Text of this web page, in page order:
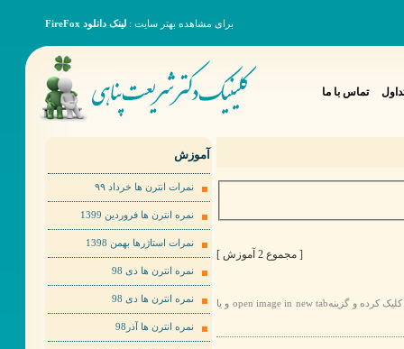
برای مشاهده بهتر سایت : لینک دانلود FireFox
تماس با ما
[ مجموع 2 آموزش ]
برای مشاهده عکس ها به صورت بهتر لطفا روی عکس مورد نظر راست کلیک کرده و گزینهopen image in new tab و یا
آموزش
نمرات انترن ها خرداد ٩٩
نمره انترن ها فروردین 1399
نمرات استاژرها بهمن 1398
نمره انترن ها دی 98
نمره انترن ها دی 98
نمره انترن ها آذر98